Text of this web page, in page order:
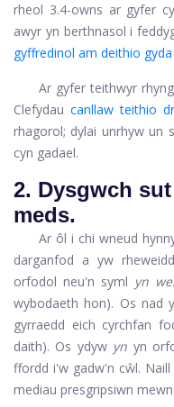
rheol 3.4-owns ar gyfer
awyr yn berthnasol i
gyffredinol am deithio
Ar gyfer teithwyr
Clefydau canllaw teithio
rhagorol; dylai unrhyw un
cyn gadael.
2. Dysgwch
meds.
Ar ôl i chi wneud
darganfod a yw
orfodol neu'n syml yn
wybodaeth hon). Os nad
gyrraedd eich cyrchfan
daith). Os ydyw yn yn
ffordd i'w gadw'n cŵl.
mediau presgripsiwn